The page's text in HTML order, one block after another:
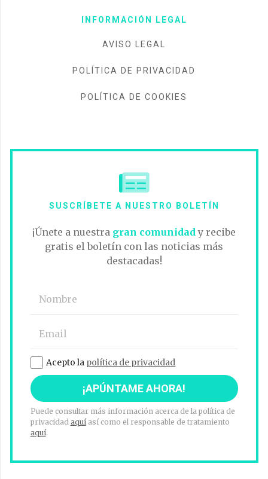
INFORMACIÓN LEGAL
AVISO LEGAL
POLÍTICA DE PRIVACIDAD
POLÍTICA DE COOKIES
SUSCRÍBETE A NUESTRO BOLETÍN
¡Únete a nuestra gran comunidad y recibe
gratis el boletín con las noticias más
destacadas!
Acepto la política de privacidad
Puede consultar más información acerca de la política de
privacidad aquíasí como el responsable de tratamiento
aquí.